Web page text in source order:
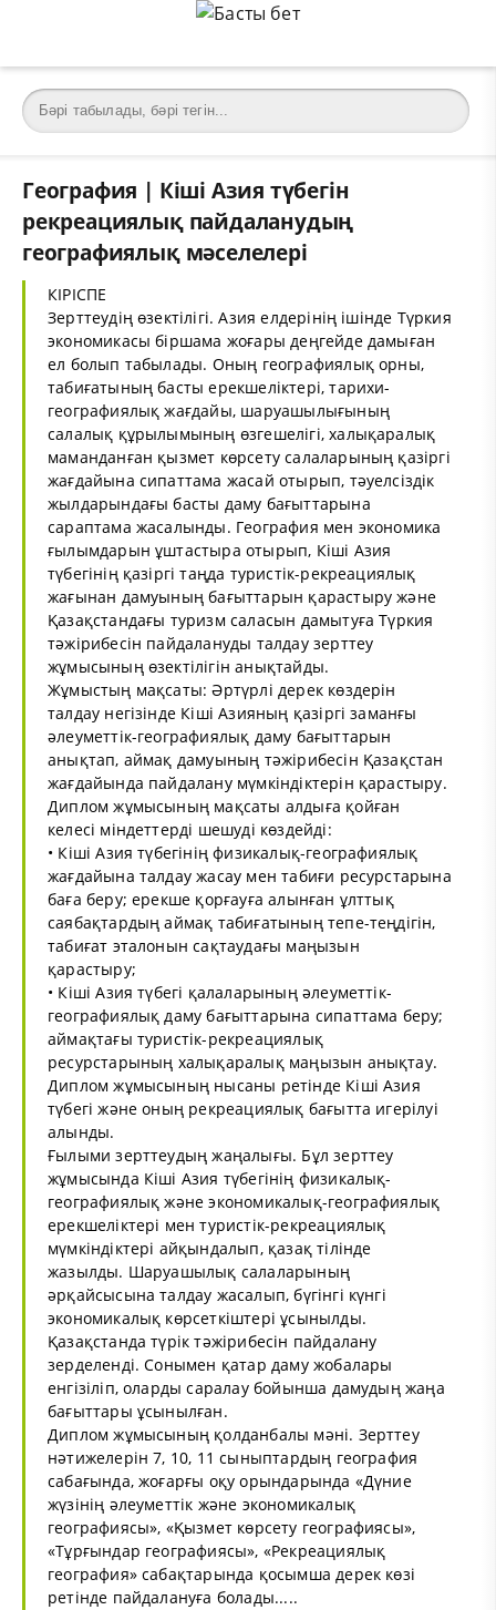
География | Кіші Азия түбегін
рекреациялық пайдаланудың
географиялық мәселелері
КІРІСПЕ
Зерттеудің өзектілігі. Азия елдерінің ішінде Түркия
экономикасы біршама жоғары деңгейде дамыған
ел болып табылады. Оның географиялық орны,
табиғатының басты ерекшеліктері, тарихи-
географиялық жағдайы, шаруашылығының
салалық құрылымының өзгешелігі, халықаралық
маманданған қызмет көрсету салаларының қазіргі
жағдайына сипаттама жасай отырып, тәуелсіздік
жылдарындағы басты даму бағыттарына
сараптама жасалынды. География мен экономика
ғылымдарын ұштастыра отырып, Кіші Азия
түбегінің қазіргі таңда туристік-рекреациялық
жағынан дамуының бағыттарын қарастыру және
Қазақстандағы туризм саласын дамытуға Түркия
тәжірибесін пайдалануды талдау зерттеу
жұмысының өзектілігін анықтайды.
Жұмыстың мақсаты: Әртүрлі дерек көздерін
талдау негізінде Кіші Азияның қазіргі заманғы
әлеуметтік-географиялық даму бағыттарын
анықтап, аймақ дамуының тәжірибесін Қазақстан
жағдайында пайдалану мүмкіндіктерін қарастыру.
Диплом жұмысының мақсаты алдыға қойған
келесі міндеттерді шешуді көздейді:
• Кіші Азия түбегінің физикалық-географиялық
жағдайына талдау жасау мен табиғи ресурстарына
баға беру; ерекше қорғауға алынған ұлттық
саябақтардың аймақ табиғатының тепе-теңдігін,
табиғат эталонын сақтаудағы маңызын
қарастыру;
• Кіші Азия түбегі қалаларының әлеуметтік-
географиялық даму бағыттарына сипаттама беру;
аймақтағы туристік-рекреациялық
ресурстарының халықаралық маңызын анықтау.
Диплом жұмысының нысаны ретінде Кіші Азия
түбегі және оның рекреациялық бағытта игерілуі
алынды.
Ғылыми зерттеудың жаңалығы. Бұл зерттеу
жұмысында Кіші Азия түбегінің физикалық-
географиялық және экономикалық-географиялық
ерекшеліктері мен туристік-рекреациялық
мүмкіндіктері айқындалып, қазақ тілінде
жазылды. Шаруашылық салаларының
әрқайсысына талдау жасалып, бүгінгі күнгі
экономикалық көрсеткіштері ұсынылды.
Қазақстанда түрік тәжірибесін пайдалану
зерделенді. Сонымен қатар даму жобалары
енгізіліп, оларды саралау бойынша дамудың жаңа
бағыттары ұсынылған.
Диплом жұмысының қолданбалы мәні. Зерттеу
нәтижелерін 7, 10, 11 сыныптардың география
сабағында, жоғарғы оқу орындарында «Дүние
жүзінің әлеуметтік және экономикалық
географиясы», «Қызмет көрсету географиясы»,
«Тұрғындар географиясы», «Рекреациялық
география» сабақтарында қосымша дерек көзі
ретінде пайдалануға болады.....